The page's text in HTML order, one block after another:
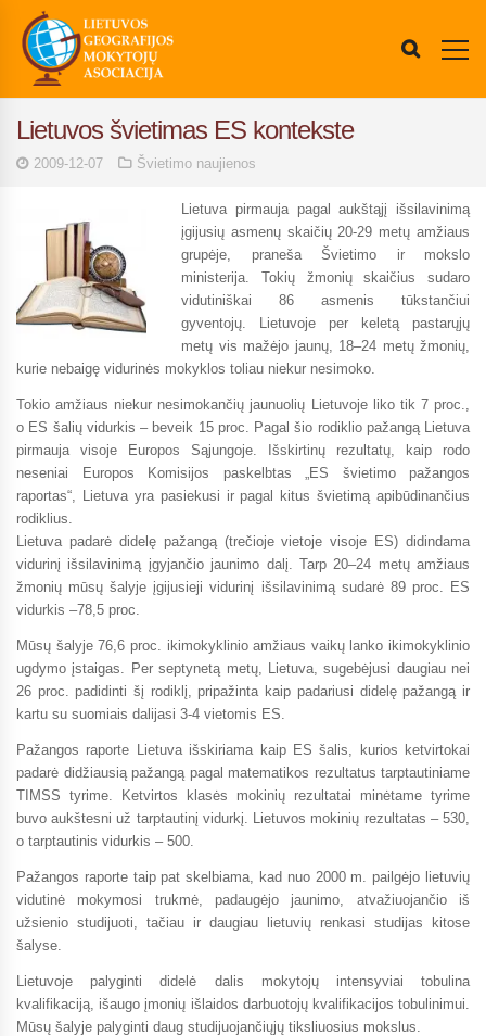
Lietuvos švietimas ES kontekste
2009-12-07 Švietimo naujienos
Lietuva pirmauja pagal aukštąjį išsilavinimą
įgijusių asmenų skaičių 20-29 metų amžiaus
grupėje, praneša Švietimo ir mokslo
ministerija. Tokių žmonių skaičius sudaro
vidutiniškai 86 asmenis tūkstančiui
gyventojų. Lietuvoje per keletą pastarųjų
metų vis mažėjo jaunų, 18–24 metų žmonių,
kurie nebaigę vidurinės mokyklos toliau niekur nesimoko.
Tokio amžiaus niekur nesimokančių jaunuolių Lietuvoje liko tik 7 proc.,
o ES šalių vidurkis – beveik 15 proc. Pagal šio rodiklio pažangą Lietuva
pirmauja visoje Europos Sąjungoje. Išskirtinų rezultatų, kaip rodo
neseniai Europos Komisijos paskelbtas „ES švietimo pažangos
raportas“, Lietuva yra pasiekusi ir pagal kitus švietimą apibūdinančius
rodiklius.
Lietuva padarė didelę pažangą (trečioje vietoje visoje ES) didindama
vidurinį išsilavinimą įgyjančio jaunimo dalį. Tarp 20–24 metų amžiaus
žmonių mūsų šalyje įgijusieji vidurinį išsilavinimą sudarė 89 proc. ES
vidurkis –78,5 proc.
Mūsų šalyje 76,6 proc. ikimokyklinio amžiaus vaikų lanko ikimokyklinio
ugdymo įstaigas. Per septynetą metų, Lietuva, sugebėjusi daugiau nei
26 proc. padidinti šį rodiklį, pripažinta kaip padariusi didelę pažangą ir
kartu su suomiais dalijasi 3-4 vietomis ES.
Pažangos raporte Lietuva išskiriama kaip ES šalis, kurios ketvirtokai
padarė didžiausią pažangą pagal matematikos rezultatus tarptautiniame
TIMSS tyrime. Ketvirtos klasės mokinių rezultatai minėtame tyrime
buvo aukštesni už tarptautinį vidurkį. Lietuvos mokinių rezultatas – 530,
o tarptautinis vidurkis – 500.
Pažangos raporte taip pat skelbiama, kad nuo 2000 m. pailgėjo lietuvių
vidutinė mokymosi trukmė, padaugėjo jaunimo, atvažiuojančio iš
užsienio studijuoti, tačiau ir daugiau lietuvių renkasi studijas kitose
šalyse.
Lietuvoje palyginti didelė dalis mokytojų intensyviai tobulina
kvalifikaciją, išaugo įmonių išlaidos darbuotojų kvalifikacijos tobulinimui.
Mūsų šalyje palyginti daug studijuojančiųjų tiksliuosius mokslus.